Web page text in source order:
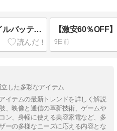
【激安72％OFF】35W モバイルバッテリー 10,000mAh ケーブル内蔵 タイプC 実質999円(税込)
9日前
した多彩なアイテム
イテムの最新トレンドを詳しく解説
、映像と通信の革新技術、ゲームや
ン、身軽に使える美容家電など、多
ーの多様なニーズに応える内容とな